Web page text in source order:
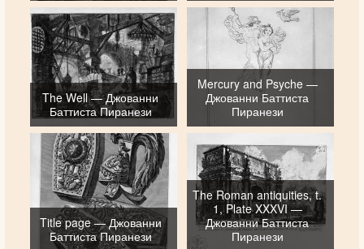
The Well — Джованни
Баттиста Пиранези
Mercury and Psyche —
Джованни Баттиста
Пиранези
Title page — Джованни
Баттиста Пиранези
The Roman antiquities, t.
1, Plate XXXVI —
Джованни Баттиста
Пиранези